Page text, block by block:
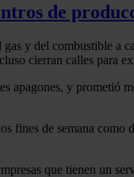
de
y del combustible a
cierran calles para
apagones, y prometió
fines de semana como
que tienen un